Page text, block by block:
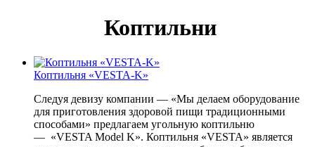
Коптильни
Коптильня «VESTA-K»
Следуя девизу компании — «Мы делаем оборудование
для приготовления здоровой пищи традиционными
способами» предлагаем угольную коптильню
— «VESTA Model K». Коптильня «VESTA» является